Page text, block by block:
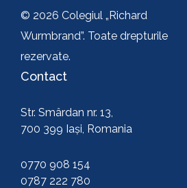
© 2026 Colegiul „Richard
Wurmbrand”. Toate drepturile
rezervate.
Contact
Str. Smârdan nr. 13,
700 399 Iași, Romania
0770 908 154
0787 222 780